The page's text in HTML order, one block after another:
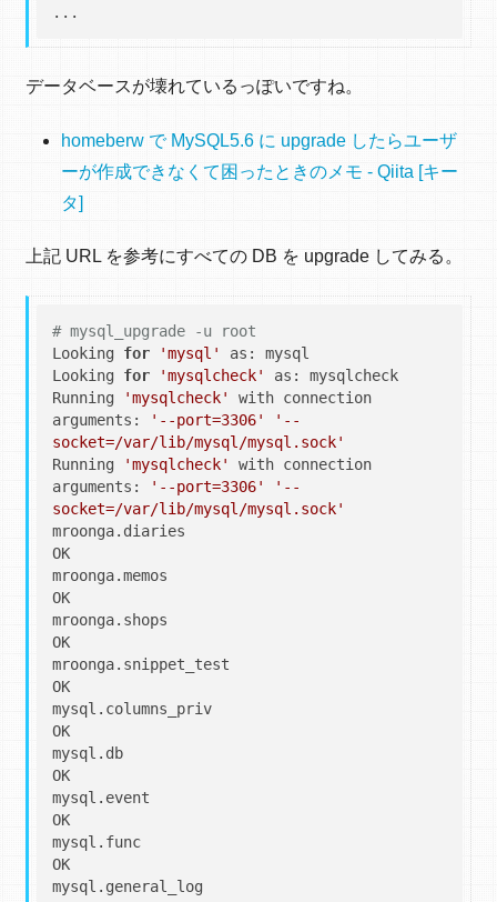
データベースが壊れているっぽいですね。
homeberw で MySQL5.6 に upgrade したらユーザ
ーが作成できなくて困ったときのメモ - Qiita [キー
タ]
上記 URL を参考にすべての DB を upgrade してみる。
# mysql_upgrade -u root
Looking for 'mysql'
as: mysql
Looking for 'mysqlcheck'
as: mysqlcheck
Running
'mysqlcheck'
with connection
arguments:
'--port=3306'
'--
socket=/var/lib/mysql/mysql.sock'
Running
'mysqlcheck'
with connection
arguments:
'--port=3306'
'--
socket=/var/lib/mysql/mysql.sock'
mroonga.diaries
OK
mroonga.memos
OK
mroonga.shops
OK
mroonga.snippet_test
OK
mysql.columns_priv
OK
mysql.db
OK
mysql.event
OK
mysql.func
OK
mysql.general_log